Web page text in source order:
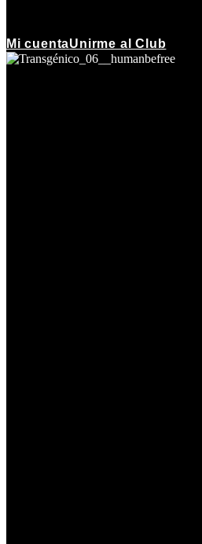
Mi cuentaUnirme al Club